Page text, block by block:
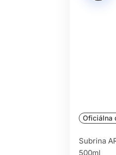
Oficiálna
Subrina
500ml